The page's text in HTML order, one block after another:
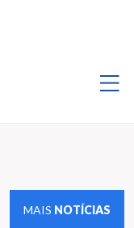
MAIS NOTÍCIAS